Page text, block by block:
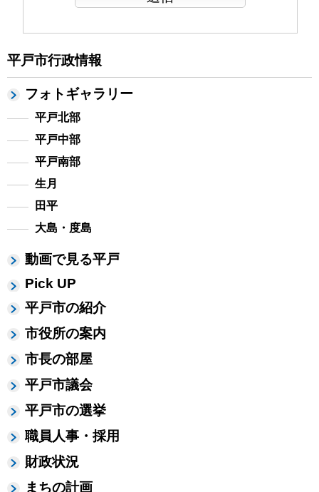
平戸市行政情報
フォトギャラリー
平戸北部
平戸中部
平戸南部
生月
田平
大島・度島
動画で見る平戸
Pick UP
平戸市の紹介
市役所の案内
市長の部屋
平戸市議会
平戸市の選挙
職員人事・採用
財政状況
まちの計画